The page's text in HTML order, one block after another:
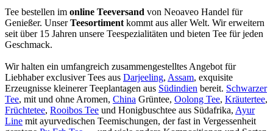
Tee bestellen im online Teeversand von Neoaveo Handel für
Genießer. UnserTeesortiment kommt aus aller Welt. Wir erweitern
seit über 15 Jahren unsere Teespezialitäten und bieten Tee für jeden
Geschmack.
Wir halten ein umfangreich zusammengestelltes Angebot für
Liebhaber exclusiver Tees aus Darjeeling, Assam, exquisite
Erzeugnisse kleinerer Teeplantagen aus Südindien bereit. Schwarzer
Tee, mit und ohne Aromen, China Grüntee, Oolong Tee, Kräutertee,
Früchtetee, Rooibos Tee und Honigbuschtee aus Südafrika, Ayur
Line mit ayurvedischen Teemischungen, der fast in Vergessenheit